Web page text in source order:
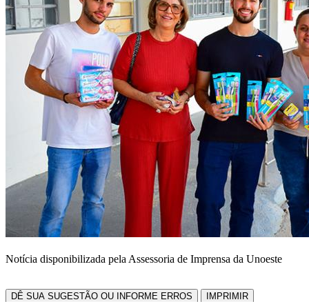
Notícia disponibilizada pela Assessoria de Imprensa da Unoeste
DÊ SUA SUGESTÃO OU INFORME ERROS IMPRIMIR